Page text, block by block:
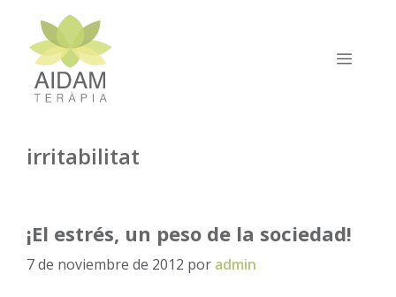
contenido
irritabilitat
¡El estrés, un peso de la sociedad!
7 de noviembre de 2012 por admin